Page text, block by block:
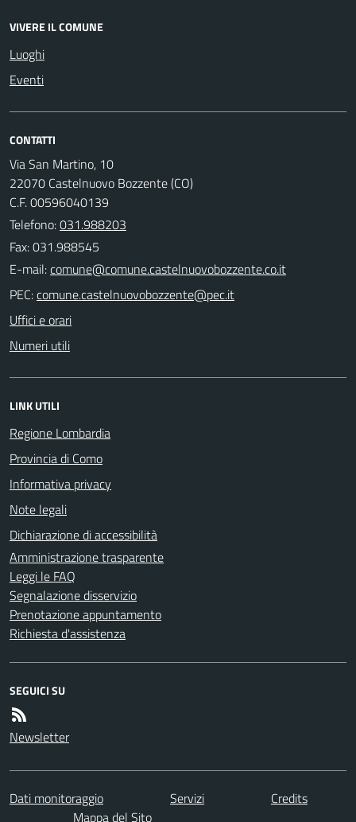
VIVERE IL COMUNE
Luoghi
Eventi
CONTATTI
Via San Martino, 10
22070 Castelnuovo Bozzente (CO)
C.F. 00596040139
Telefono:031.988203
Fax: 031.988545
E-mail:
PEC:
Uffici e orari
Numeri utili
LINK UTILI
Regione Lombardia
Provincia di Como
Informativa privacy
Note legali
Dichiarazione di accessibilità
Amministrazione trasparente
Leggi le FAQ
Segnalazione disservizio
Prenotazione appuntamento
Richiesta d'assistenza
SEGUICI SU
Newsletter
Dati monitoraggio Servizi
Credits
Mappa del Sito